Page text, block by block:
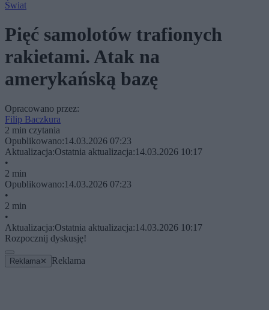
Świat
Pięć samolotów trafionych
rakietami. Atak na
amerykańską bazę
Opracowano przez:
Filip Baczkura
2 min czytania
Opublikowano:14.03.2026 07:23
Aktualizacja:Ostatnia aktualizacja:14.03.2026 10:17
•
2 min
Opublikowano:14.03.2026 07:23
•
2 min
•
Aktualizacja:Ostatnia aktualizacja:14.03.2026 10:17
Rozpocznij dyskusję!
Reklama ✕ Reklama